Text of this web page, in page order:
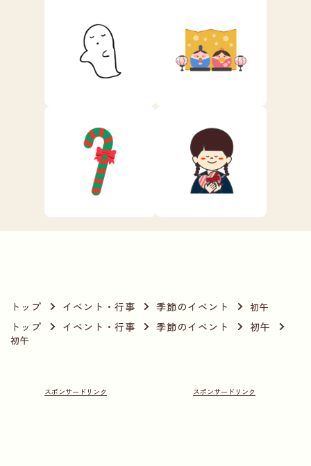
トップ イベント・行事 季節のイベント 初午
トップ イベント・行事 季節のイベント 初午
初午